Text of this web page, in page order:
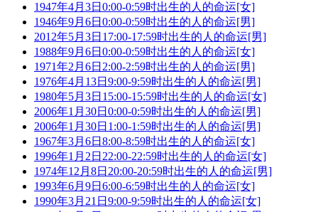
1947年4月3日0:00-0:59时出生的人的命运[女]
1946年9月6日0:00-0:59时出生的人的命运[男]
2012年5月3日17:00-17:59时出生的人的命运[男]
1988年9月6日0:00-0:59时出生的人的命运[女]
1971年2月6日2:00-2:59时出生的人的命运[男]
1976年4月13日9:00-9:59时出生的人的命运[男]
1980年5月3日15:00-15:59时出生的人的命运[女]
2006年1月30日0:00-0:59时出生的人的命运[男]
2006年1月30日1:00-1:59时出生的人的命运[男]
1967年3月6日8:00-8:59时出生的人的命运[女]
1996年1月2日22:00-22:59时出生的人的命运[女]
1974年12月8日20:00-20:59时出生的人的命运[男]
1993年6月9日6:00-6:59时出生的人的命运[女]
1990年3月21日9:00-9:59时出生的人的命运[女]